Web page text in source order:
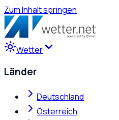
Zum Inhalt springen
Wetter
Länder
Deutschland
Österreich